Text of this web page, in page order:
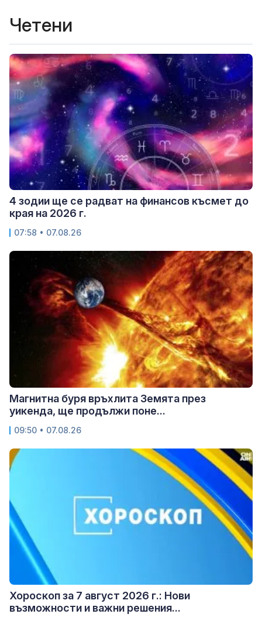
Четени
4 зодии ще се радват на финансов късмет до
края на 2026 г.
07:58 • 07.08.26
Магнитна буря връхлита Земята през
уикенда, ще продължи поне...
09:50 • 07.08.26
Хороскоп за 7 август 2026 г.: Нови
възможности и важни решения...